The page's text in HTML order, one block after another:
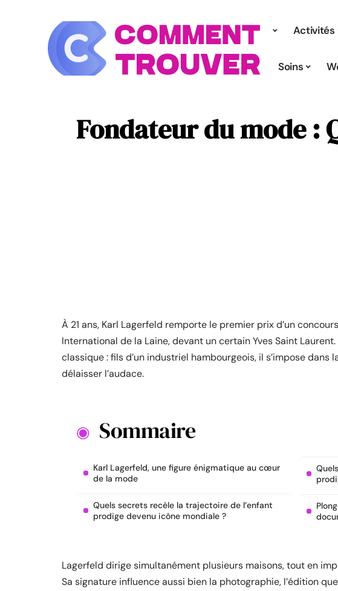
À la une Activités
Look Soins
Fondateur du mode :
À 21 ans, Karl Lagerfeld remporte le premier prix d’un
International de la Laine, devant un certain Yves Saint
classique : fils d’un industriel hambourgeois, il s’impose
délaisser l’audace.
Sommaire
Karl Lagerfeld, une figure énigmatique au cœur
de la mode
Quels secrets recèle la trajectoire de l’enfant
prodige devenu icône mondiale ?
Lagerfeld dirige simultanément plusieurs maisons, tout en
Sa signature influence aussi bien la photographie, l’édition